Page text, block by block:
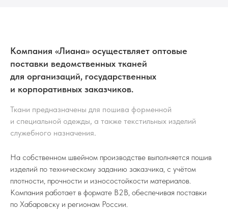
Компания «Лиана» осуществляет оптовые
поставки ведомственных тканей
для организаций, государственных
и корпоративных заказчиков.
Ткани предназначены для пошива форменной
и специальной одежды, а также текстильных изделий
служебного назначения.
На собственном швейном производстве выполняется пошив
изделий по техническому заданию заказчика, с учётом
плотности, прочности и износостойкости материалов.
Компания работает в формате B2B, обеспечивая поставки
по Хабаровску и регионам России.